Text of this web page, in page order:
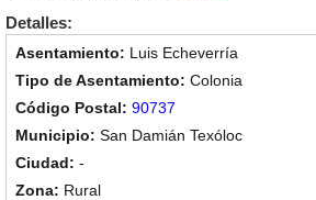
Detalles:
Luis Echeverría
Colonia
90737
San Damián Texóloc
-
Rural